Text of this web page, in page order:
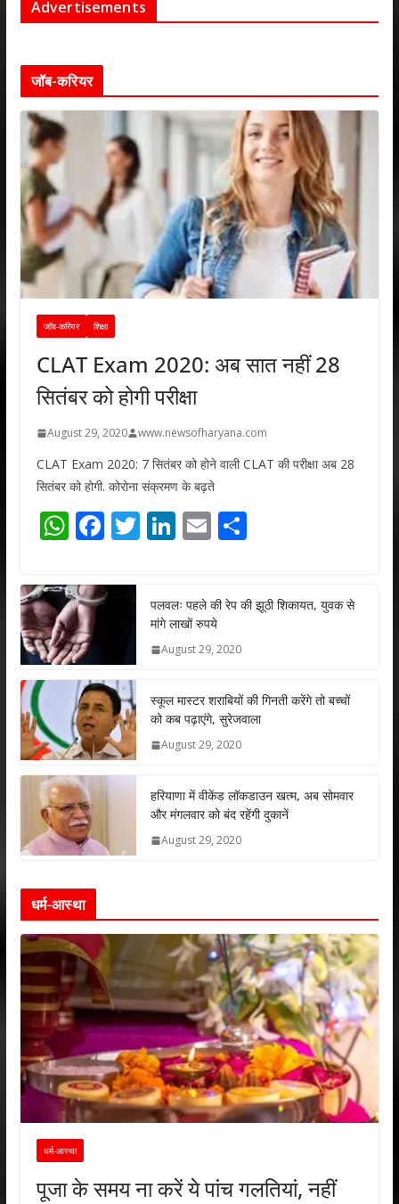
Advertisements
जॉब-करियर
जॉब-करियर शिक्षा
CLAT Exam 2020: अब सात नहीं 28
सितंबर को होगी परीक्षा
August 29, 2020 www.newsofharyana.com
CLAT Exam 2020: 7 सितंबर को होने वाली CLAT की परीक्षा अब 28
सितंबर को होगी. कोरोना संक्रमण के बढ़ते
W
at
s
A
p
p
F
e
b
o
k
T
er
Li
e
dI
n
E
l
S
e
पलवलः पहले की रेप की झूठी शिकायत, युवक से
मांगे लाखों रुपये
August 29, 2020
स्कूल मास्टर शराबियों की गिनती करेंगे तो बच्चों
को कब पढ़ाएंगे, सुरेजवाला
August 29, 2020
हरियाणा में वीकेंड लॉकडाउन खत्म, अब सोमवार
और मंगलवार को बंद रहेंगी दुकानें
August 29, 2020
धर्म-आस्था
धर्म-आस्था
पूजा के समय ना करें ये पांच गलतियां, नहीं